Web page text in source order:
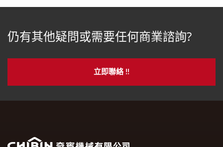
仍有其他疑問或需要任何商業諮詢?
立即聯絡 !!